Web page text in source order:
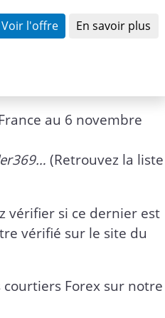
Voir l'offre En savoir plus
au 6 novembre
(Retrouvez la liste
vérifier si ce dernier est
vérifié sur le site du
Forex sur notre